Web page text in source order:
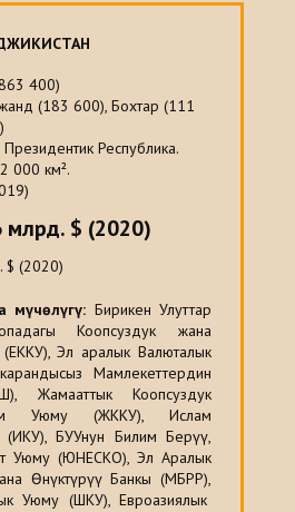
400)
(183 600), Бохтар (111
Президентик Республика.
000 км².
млрд. $ (2020)
$ (2020)
мүчөлүгү: Бирикен Улуттар
Коопсуздук жана
Эл аралык Валюталык
Мамлекеттердин
Жамааттык Коопсуздук
Уюму (ЖККУ), Ислам
(ИКУ), БУУнун Билим Берүү,
Уюму (ЮНЕСКО), Эл Аралык
Өнүктүрүү Банкы (МБРР),
Уюму (ШКУ), Евроазиялык